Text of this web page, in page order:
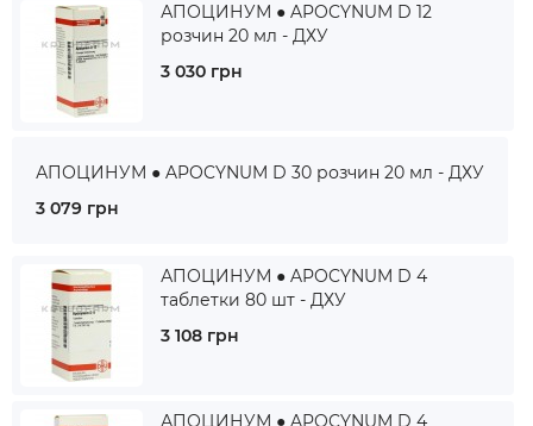
АПОЦИНУМ ● APOCYNUM D 12
розчин 20 мл - ДХУ
3 030 грн
АПОЦИНУМ ● APOCYNUM D 30 розчин 20 мл - ДХУ
3 079 грн
АПОЦИНУМ ● APOCYNUM D 4
таблетки 80 шт - ДХУ
3 108 грн
АПОЦИНУМ ● APOCYNUM D 4